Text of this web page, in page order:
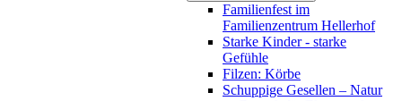
Familienfest im
Familienzentrum Hellerhof
Starke Kinder - starke
Gefühle
Filzen: Körbe
Schuppige Gesellen – Natur